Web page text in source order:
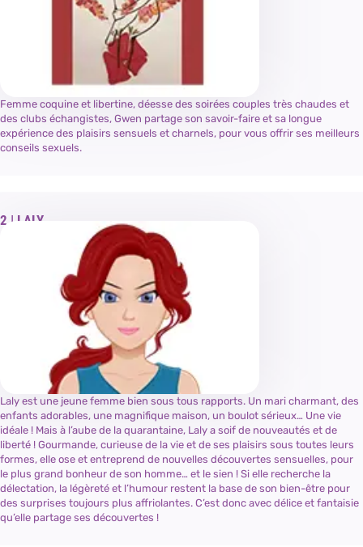
Femme coquine et libertine, déesse des soirées couples très chaudes et
des clubs échangistes, Gwen partage son savoir-faire et sa longue
expérience des plaisirs sensuels et charnels, pour vous offrir ses meilleurs
conseils sexuels.
LALY
Laly est une jeune femme bien sous tous rapports. Un mari charmant, des
enfants adorables, une magnifique maison, un boulot sérieux… Une vie
idéale ! Mais à l’aube de la quarantaine, Laly a soif de nouveautés et de
liberté ! Gourmande, curieuse de la vie et de ses plaisirs sous toutes leurs
formes, elle ose et entreprend de nouvelles découvertes sensuelles, pour
le plus grand bonheur de son homme… et le sien ! Si elle recherche la
délectation, la légèreté et l’humour restent la base de son bien-être pour
des surprises toujours plus affriolantes. C’est donc avec délice et fantaisie
qu’elle partage ses découvertes !